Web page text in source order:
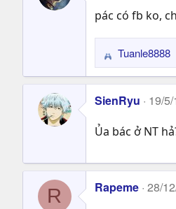
pác có fb ko,
R
e
a
c
i
n
s
:
Tuanle8888
SienRyu 19/
Ủa bác ở NT
R Rapeme 28/